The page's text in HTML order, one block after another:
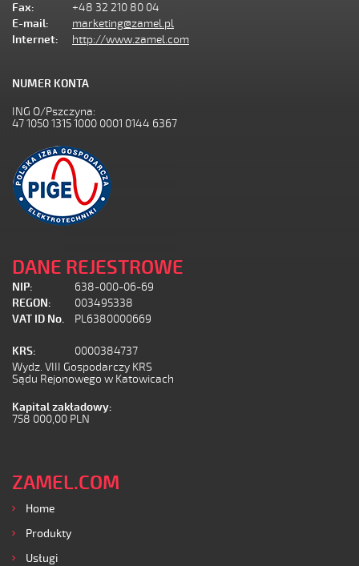
Fax:
+48 32 210 80 04
E-mail:
marketing@zamel.pl
Internet:
http://www.zamel.com
NUMER KONTA
ING O/Pszczyna:
47 1050 1315 1000 0001 0144 6367
DANE REJESTROWE
NIP:
638-000-06-69
REGON:
003495338
VAT ID No.
PL6380000669
KRS:
0000384737
Wydz. VIII Gospodarczy KRS
Sądu Rejonowego w Katowicach
Kapital zakładowy:
758 000,00 PLN
ZAMEL.COM
Home
Produkty
Usługi